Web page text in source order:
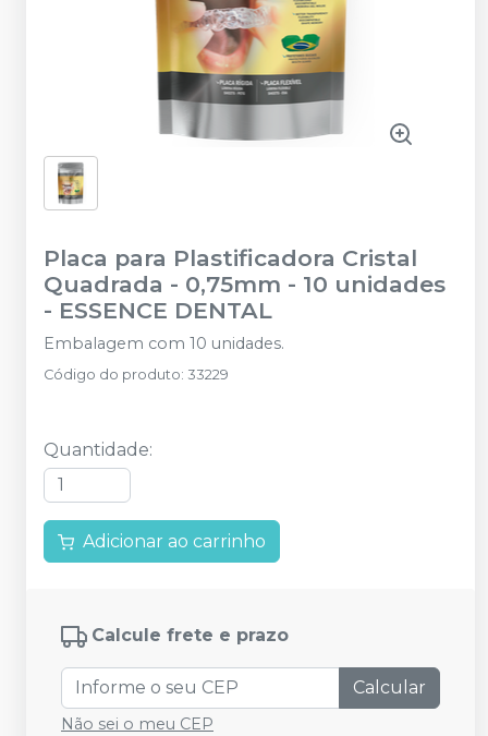
Placa para Plastificadora Cristal
Quadrada - 0,75mm - 10 unidades
- ESSENCE DENTAL
Embalagem com 10 unidades.
Código do produto: 33229
Quantidade:
Adicionar ao carrinho
Calcule frete e prazo
Calcular
Não sei o meu CEP